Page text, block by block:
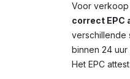
Voor
correct EPC
verschillende
binnen 24
Het EPC